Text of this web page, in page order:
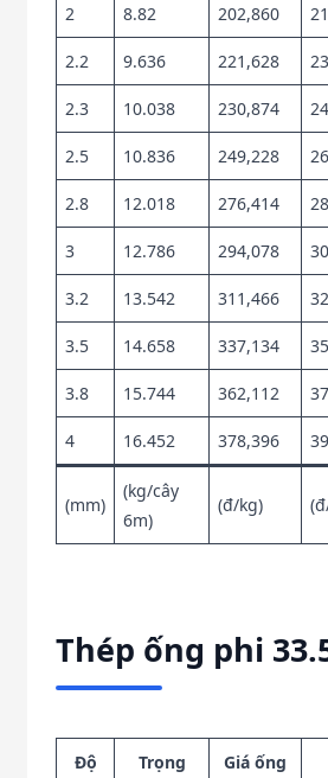
2 8.82 202,860
2.2 9.636 221,628
2.3 10.038 230,874
2.5 10.836 249,228
2.8 12.018 276,414
3 12.786 294,078
3.2 13.542 311,466
3.5 14.658 337,134
3.8 15.744 362,112
4 16.452 378,396
(mm)
(kg/cây
6m)
(đ/kg)
Thép ống phi
Độ
Trọng
Giá ống